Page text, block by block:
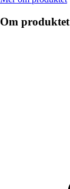
Om produktet